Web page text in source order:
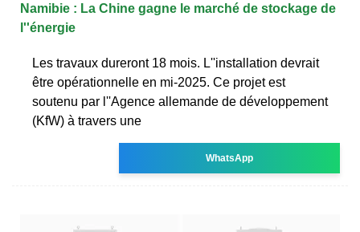
Namibie : La Chine gagne le marché de stockage de
l''énergie
Les travaux dureront 18 mois. L''installation devrait
être opérationnelle en mi-2025. Ce projet est
soutenu par l''Agence allemande de développement
(KfW) à travers une
WhatsApp